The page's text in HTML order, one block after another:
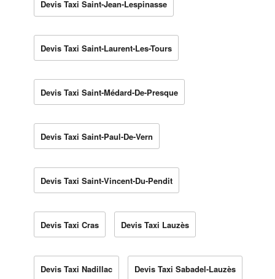
Devis Taxi Saint-Jean-Lespinasse
Devis Taxi Saint-Laurent-Les-Tours
Devis Taxi Saint-Médard-De-Presque
Devis Taxi Saint-Paul-De-Vern
Devis Taxi Saint-Vincent-Du-Pendit
Devis Taxi Cras Devis Taxi Lauzès
Devis Taxi Nadillac Devis Taxi Sabadel-Lauzès